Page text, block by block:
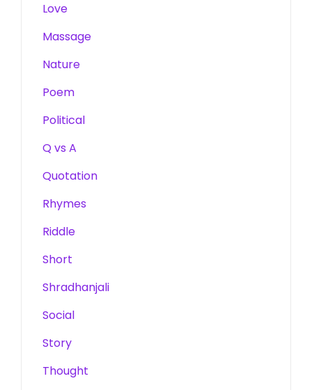
Love
Massage
Nature
Poem
Political
Q vs A
Quotation
Rhymes
Riddle
Short
Shradhanjali
Social
Story
Thought